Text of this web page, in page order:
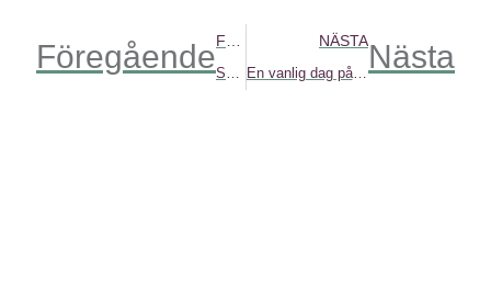
Föregående NÄSTA
En vanlig dag på kontoret. Nästa